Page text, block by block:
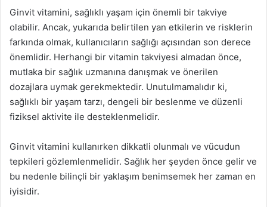
Ginvit vitamini, sağlıklı yaşam için önemli bir takviye
olabilir. Ancak, yukarıda belirtilen yan etkilerin ve risklerin
farkında olmak, kullanıcıların sağlığı açısından son derece
önemlidir. Herhangi bir vitamin takviyesi almadan önce,
mutlaka bir sağlık uzmanına danışmak ve önerilen
dozajlara uymak gerekmektedir. Unutulmamalıdır ki,
sağlıklı bir yaşam tarzı, dengeli bir beslenme ve düzenli
fiziksel aktivite ile desteklenmelidir.
Ginvit vitamini kullanırken dikkatli olunmalı ve vücudun
tepkileri gözlemlenmelidir. Sağlık her şeyden önce gelir ve
bu nedenle bilinçli bir yaklaşım benimsemek her zaman en
iyisidir.